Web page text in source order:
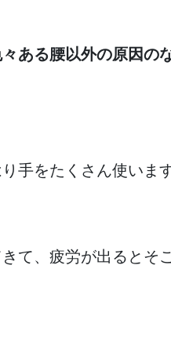
ある腰以外の原因の
手をたくさん使います
て、疲労が出るとそ